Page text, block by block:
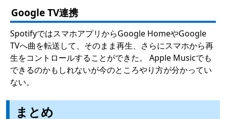
Google TV連携
SpotifyではスマホアプリからGoogle HomeやGoogle
TVへ曲を転送して、そのまま再生、さらにスマホから再
生をコントロールすることができた。 Apple Musicでも
できるのかもしれないが今のところやり方が分かってい
ない。
まとめ